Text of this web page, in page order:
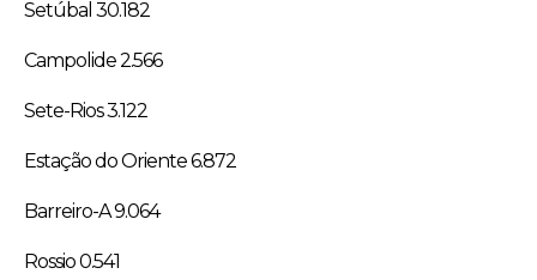
Setúbal 30.182
Campolide 2.566
Sete-Rios 3.122
Estação do Oriente 6.872
Barreiro-A 9.064
Rossio 0.541